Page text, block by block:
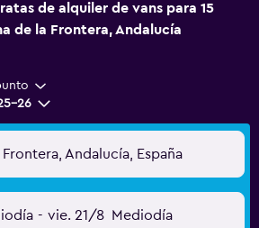
de alquiler de vans para 15
de la Frontera, Andalucía
26
Andalucía, España
- vie. 21/8 Mediodía